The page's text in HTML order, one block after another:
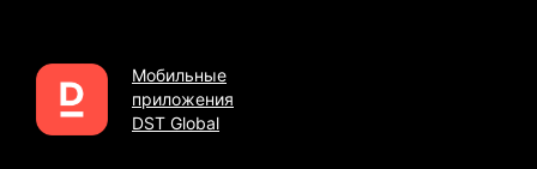
Мобильные
приложения
DST Global